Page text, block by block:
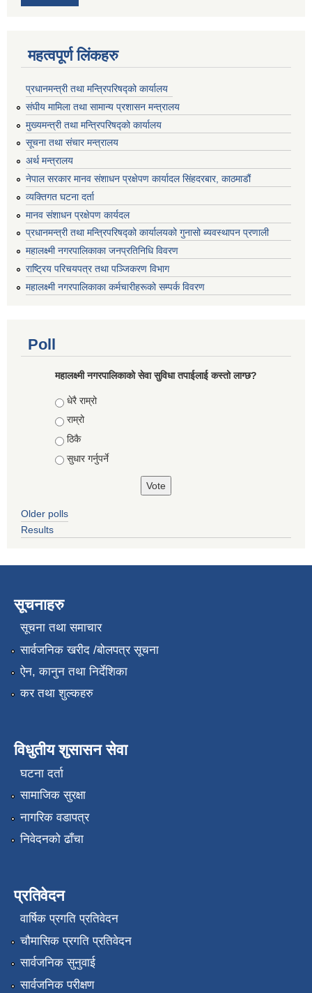
महत्वपूर्ण लिंकहरु
प्रधानमन्त्री तथा मन्त्रिपरिषद्को कार्यालय
संघीय मामिला तथा सामान्य प्रशासन मन्त्रालय
मुख्यमन्त्री तथा मन्त्रिपरिषद्को कार्यालय
सूचना तथा संचार मन्त्रालय
अर्थ मन्त्रालय
नेपाल सरकार मानव संशाधन प्रक्षेपण कार्यादल सिंहदरबार, काठमाडौं
व्यक्तिगत घटना दर्ता
मानव संशाधन प्रक्षेपण कार्यदल
प्रधानमन्त्री तथा मन्त्रिपरिषद्को कार्यालयको गुनासो ब्यवस्थापन प्रणाली
महालक्ष्मी नगरपालिकाका जनप्रतिनिधि विवरण
राष्ट्रिय परिचयपत्र तथा पञ्जिकरण विभाग
महालक्ष्मी नगरपालिकाका कर्मचारीहरूको सम्पर्क विवरण
Poll
महालक्ष्मी नगरपालिकाको सेवा सुविधा तपाईलाई कस्तो लाग्छ?
Choices
धेरै राम्रो
राम्रो
ठिकै
सुधार गर्नुपर्ने
Older polls
Results
सूचनाहरु
सूचना तथा समाचार
सार्वजनिक खरीद /बोलपत्र सूचना
ऐन, कानुन तथा निर्देशिका
कर तथा शुल्कहरु
विधुतीय शुसासन सेवा
घटना दर्ता
सामाजिक सुरक्षा
नागरिक वडापत्र
निवेदनको ढाँचा
प्रतिवेदन
वार्षिक प्रगति प्रतिवेदन
चौमासिक प्रगति प्रतिवेदन
सार्वजनिक सुनुवाई
सार्वजनिक परीक्षण